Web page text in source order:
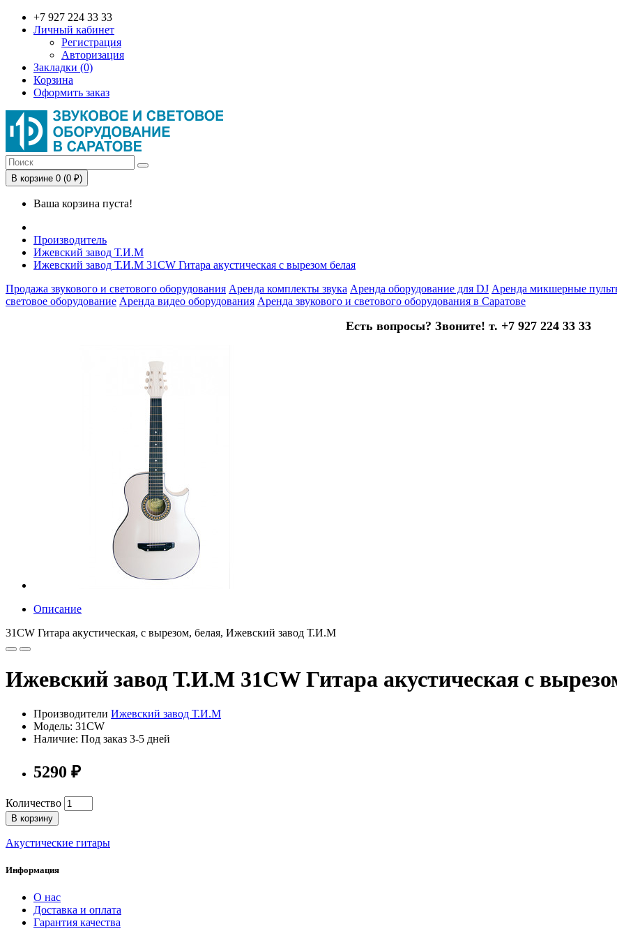
+7 927 224 33 33
Личный кабинет
Регистрация
Авторизация
Закладки (0)
Корзина
Оформить заказ
В корзине 0 (0 ₽)
Ваша корзина пуста!
Производитель
Ижевский завод Т.И.М
Ижевский завод Т.И.М 31CW Гитара акустическая с вырезом белая
Продажа звукового и светового оборудования Аренда комплекты звука Аренда оборудование для DJ Аренда микшерные
световое оборудование Аренда видео оборудования Аренда звукового и светового оборудования в Саратове
Есть вопросы? Звоните! т. +7 927 224 33 33
Описание
31CW Гитара акустическая, с вырезом, белая, Ижевский завод Т.И.М
Ижевский завод Т.И.М 31CW Гитара акустическая с
Производители Ижевский завод Т.И.М
Модель: 31CW
Наличие: Под заказ 3-5 дней
5290 ₽
Количество
В корзину
Акустические гитары
Информация
О нас
Доставка и оплата
Гарантия качества